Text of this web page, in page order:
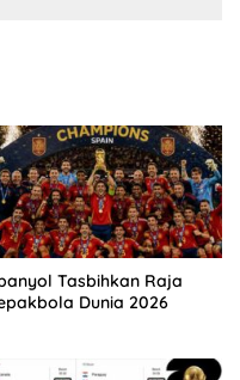
Tasbihkan Raja
Dunia 2026